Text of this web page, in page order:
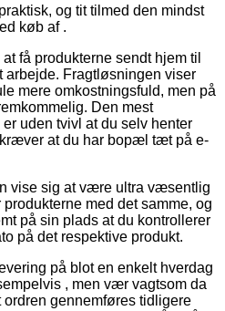
og tit tilmed den mindst
køb af .
få produkterne sendt hjem til
arbejde. Fragtløsningen viser
mere omkostningsfuld, men på
Den mest
uden tvivl at du selv henter
at du har bopæl tæt på e-
vise sig at være ultra væsentlig
med det samme, og
på sin plads at du kontrollerer
på det respektive produkt.
på blot en enkelt hverdag
, men vær vagtsom da
gennemføres tidligere